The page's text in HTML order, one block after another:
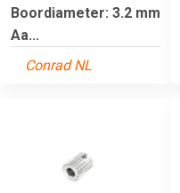
Boordiameter: 3.2 mm
Aa...
Conrad NL